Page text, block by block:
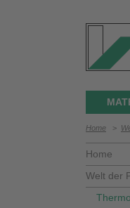
Home >
Home
Welt der